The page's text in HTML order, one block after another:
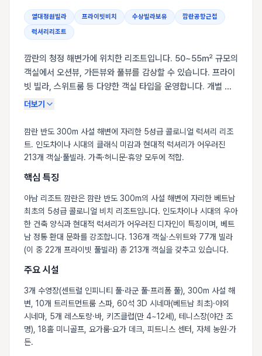
열대정원빌라 프라이빗비치 수상빌라보유
깜란공항근접
럭셔리리조트
깜란의 청정 해변가에 위치한 리조트입니다. 50~55㎡ 규모의
객실에서 오션뷰, 가든뷰와 풀뷰를 감상할 수 있습니다. 프라이
빗 빌라, 스위트룸 등 다양한 객실 타입을 운영합니다. 개별 프
라이빗 풀을 갖춘 객실도 마련되어 있습니다. 발코니, 수영장을
을 취하기 좋습니다.
더보기
깜란 반도 300m 사설 해변에 자리한 5성급 콜로니얼 럭셔리 리조
트. 인도차이나 시대의 클래식 미감과 현대적 럭셔리가 어우러진
213개 객실·풀빌라. 가족·허니문·휴양 모두에 적합.
핵심 특징
아남 리조트 깜란은 깜란 반도 300m의 사설 해변에 자리한 베트남
최초의 5성급 콜로니얼 비치 리조트입니다. 인도차이나 시대의 우아
한 건축 양식과 현대적 럭셔리가 어우러진 디자인이 특징이며, 베트
남 정통 환대 문화를 강조합니다. 136개 객실·스위트와 77개 빌라
(이 중 22개 프라이빗 풀빌라) 총 213개 객실을 갖추고 있습니다.
주요 시설
3개 수영장(센트럴 인피니티 풀·라군 풀·프리폼 풀), 300m 사설 해
변, 10개 트리트먼트룸 스파, 60석 3D 시네마(베트남 최초)·야외
시네마, 5개 레스토랑·바, 키즈클럽(만 4~12세), 테니스장(야간 조
명), 18홀 미니골프, 요가룸·요가 데크, 피트니스 센터, 자체 농원·가
든.